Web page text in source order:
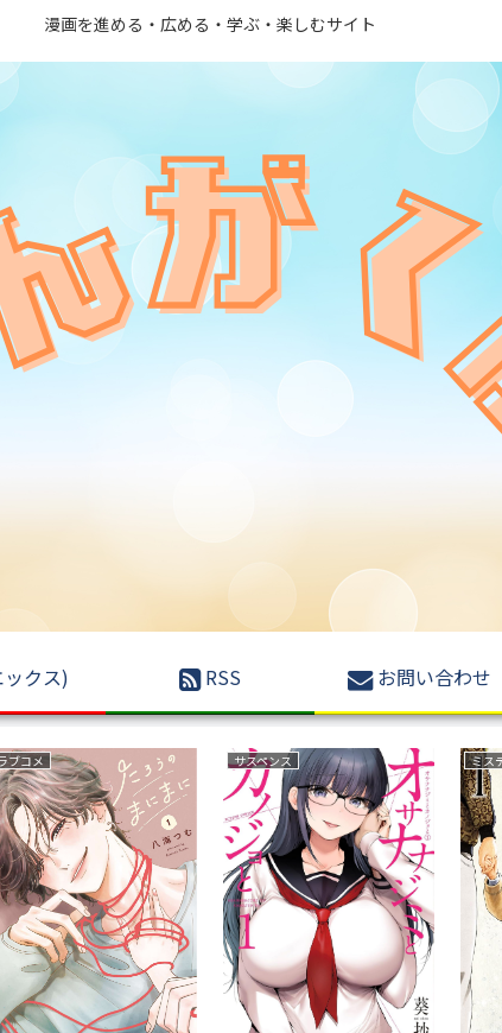
漫画を進める・広める・学ぶ・楽しむサイト
クス) RSS お問い合わせ
ブコメ サスペンス ミス